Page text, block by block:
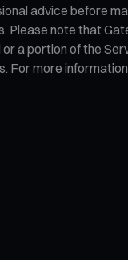
advice before
Please note that
a portion of the
For more